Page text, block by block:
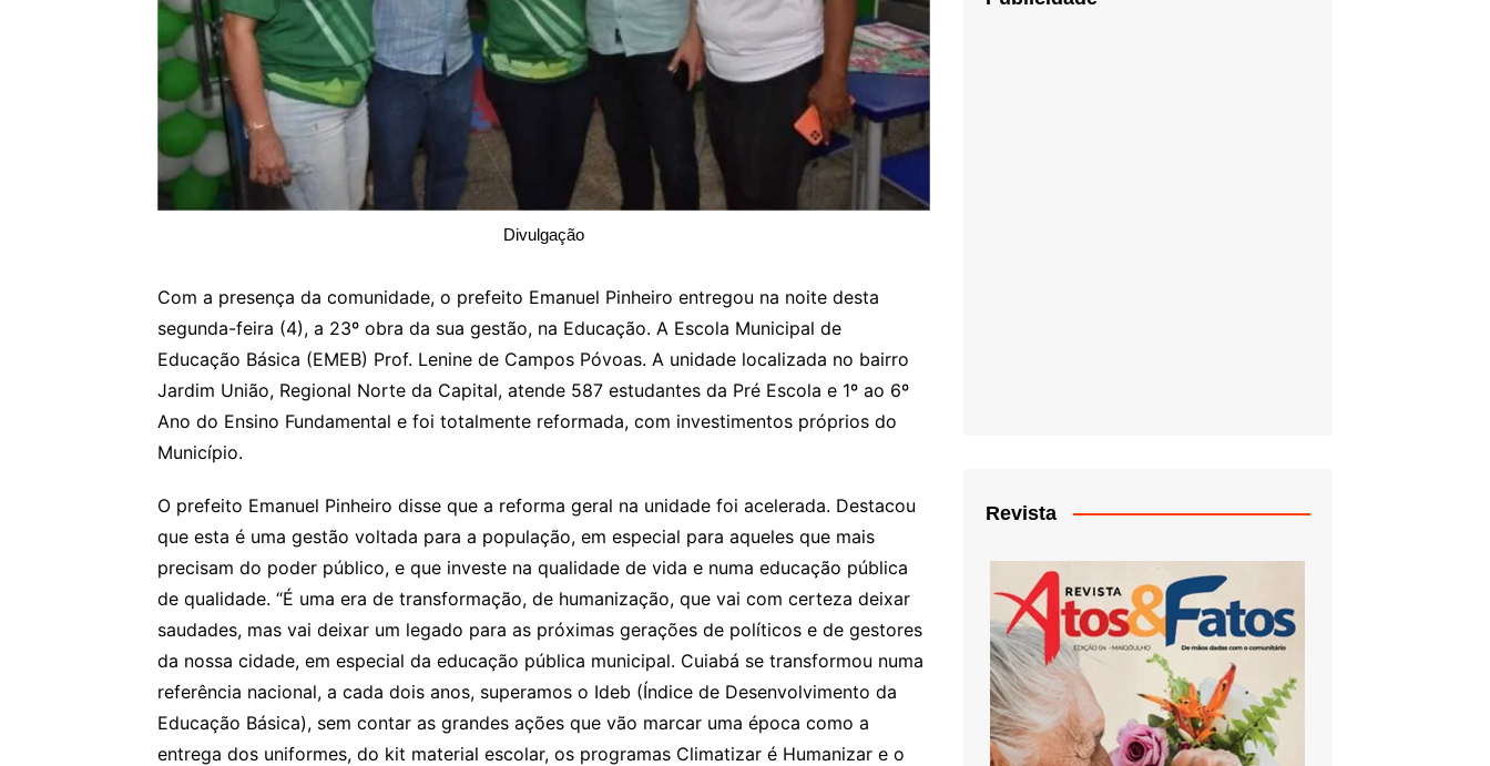
Divulgação
Com a presença da comunidade, o prefeito Emanuel Pinheiro entregou na noite desta
segunda-feira (4), a 23º obra da sua gestão, na Educação. A Escola Municipal de
Educação Básica (EMEB) Prof. Lenine de Campos Póvoas. A unidade localizada no bairro
Jardim União, Regional Norte da Capital, atende 587 estudantes da Pré Escola e 1º ao 6º
Ano do Ensino Fundamental e foi totalmente reformada, com investimentos próprios do
Município.
O prefeito Emanuel Pinheiro disse que a reforma geral na unidade foi acelerada. Destacou
que esta é uma gestão voltada para a população, em especial para aqueles que mais
precisam do poder público, e que investe na qualidade de vida e numa educação pública
de qualidade. “É uma era de transformação, de humanização, que vai com certeza deixar
saudades, mas vai deixar um legado para as próximas gerações de políticos e de gestores
da nossa cidade, em especial da educação pública municipal. Cuiabá se transformou numa
referência nacional, a cada dois anos, superamos o Ideb (Índice de Desenvolvimento da
Educação Básica), sem contar as grandes ações que vão marcar uma época como a
entrega dos uniformes, do kit material escolar, os programas Climatizar é Humanizar e o
Revista